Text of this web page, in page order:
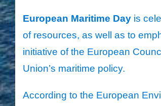
European Maritime Day is
of resources, as well as to
initiative of the European
Union’s maritime policy.
According to the European